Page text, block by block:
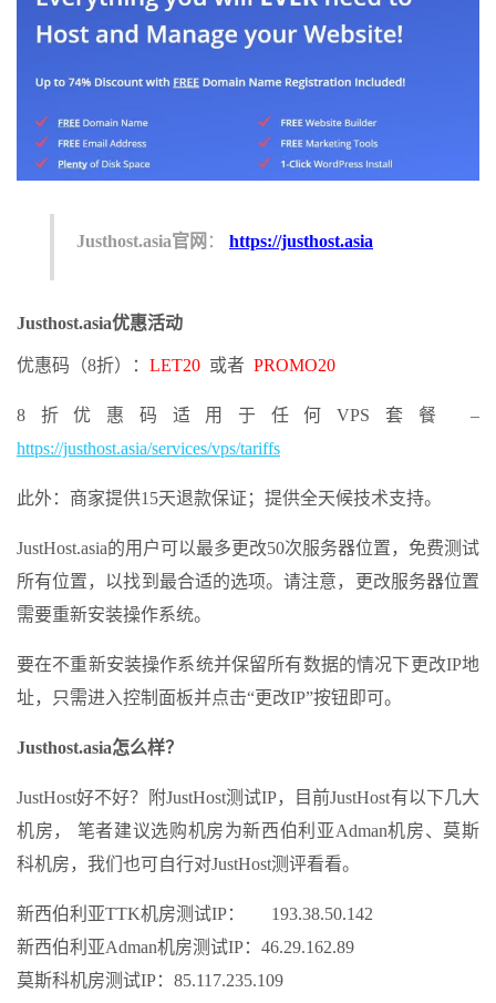
Justhost.asia官网 ： https://justhost.asia
Justhost.asia优惠活动
优惠码（8折）： LET20 或者 PROMO20
8折优惠码适用于任何VPS套餐 –
https://justhost.asia/services/vps/tariffs
此外：商家提供15天退款保证；提供全天候技术支持。
JustHost.asia的用户可以最多更改50次服务器位置，免费测试
所有位置，以找到最合适的选项。请注意，更改服务器位置
需要重新安装操作系统。
要在不重新安装操作系统并保留所有数据的情况下更改IP地
址，只需进入控制面板并点击“更改IP”按钮即可。
Justhost.asia怎么样？
JustHost好不好？附JustHost测试IP，目前JustHost有以下几大
机房， 笔者建议选购机房为新西伯利亚Adman机房、莫斯
科机房，我们也可自行对JustHost测评看看。
新西伯利亚TTK机房测试IP： 193.38.50.142
新西伯利亚Adman机房测试IP：46.29.162.89
莫斯科机房测试IP：85.117.235.109